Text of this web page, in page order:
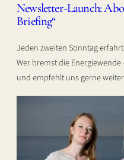
Newsletter-Launch:
Briefing“
Jeden zweiten Sonntag
Wer bremst die
und empfehlt uns gerne